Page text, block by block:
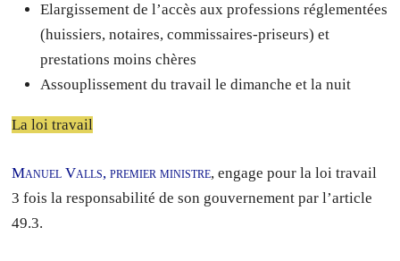
Elargissement de l’accès aux professions réglementées
(huissiers, notaires, commissaires-priseurs) et
prestations moins chères
Assouplissement du travail le dimanche et la nuit
La loi travail
Manuel Valls, premier ministre, engage pour la loi travail
3 fois la responsabilité de son gouvernement par l’article
49.3.